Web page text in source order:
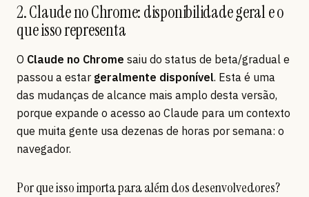
2. Claude no Chrome: disponibilidade geral e o
que isso representa
O Claude no Chrome saiu do status de beta/gradual e
passou a estar geralmente disponível. Esta é uma
das mudanças de alcance mais amplo desta versão,
porque expande o acesso ao Claude para um contexto
que muita gente usa dezenas de horas por semana: o
navegador.
Por que isso importa para além dos desenvolvedores?